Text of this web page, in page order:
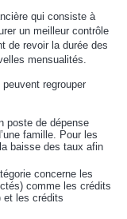
qui consiste à
un meilleur contrôle
de revoir la durée des
mensualités.
regrouper
poste de dépense
famille. Pour les
baisse des taux afin
concerne les
comme les crédits
et les crédits